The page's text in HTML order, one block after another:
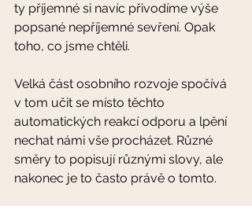
ty příjemné si navíc přivodíme výše
popsané nepříjemné sevření. Opak
toho, co jsme chtěli.
Velká část osobního rozvoje spočívá
v tom učit se místo těchto
automatických reakcí odporu a lpění
nechat námi vše procházet. Různé
směry to popisují různými slovy, ale
nakonec je to často právě o tomto.